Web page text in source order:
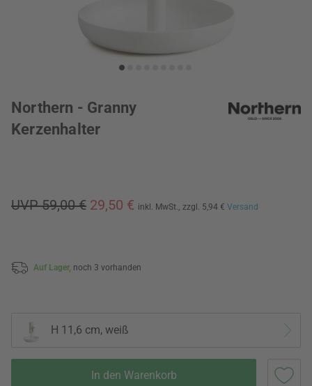
Northern - Granny
Kerzenhalter
UVP 59,00 € 29,50 € inkl. MwSt., zzgl. 5,94 € Versand
Auf Lager, noch 3 vorhanden
H 11,6 cm, weiß
In den Warenkorb